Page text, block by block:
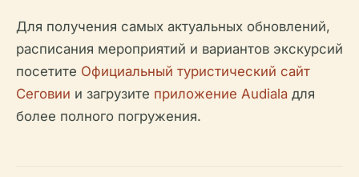
Для получения самых актуальных обновлений,
расписания мероприятий и вариантов экскурсий
посетите Официальный туристический сайт
Сеговии и загрузите приложение Audiala для
более полного погружения.